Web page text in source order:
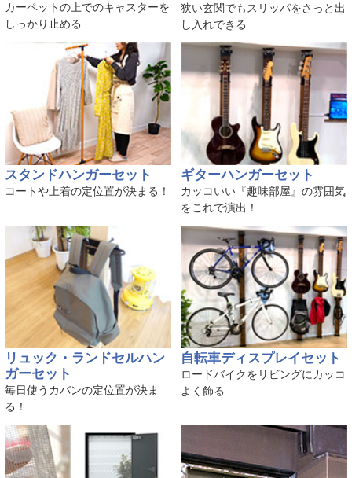
カーペットの上でのキャスターを
しっかり止める
狭い玄関でもスリッパをさっと出
し入れできる
スタンドハンガーセット
コートや上着の定位置が決まる！
ギターハンガーセット
カッコいい『趣味部屋』の雰囲気
をこれで演出！
リュック・ランドセルハン
ガーセット
毎日使うカバンの定位置が決ま
る！
自転車ディスプレイセット
ロードバイクをリビングにカッコ
よく飾る